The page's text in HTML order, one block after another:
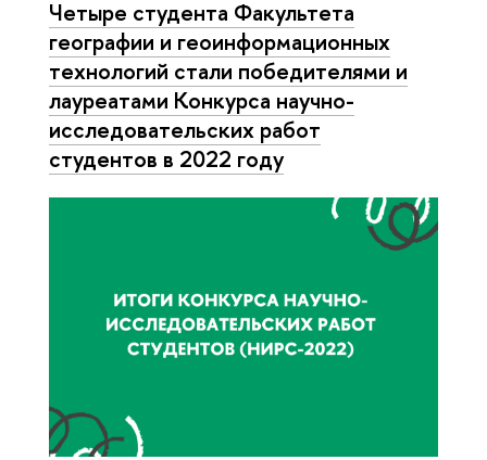
Четыре студента Факультета
географии и геоинформационных
технологий стали победителями и
лауреатами Конкурса научно-
исследовательских работ
студентов в 2022 году